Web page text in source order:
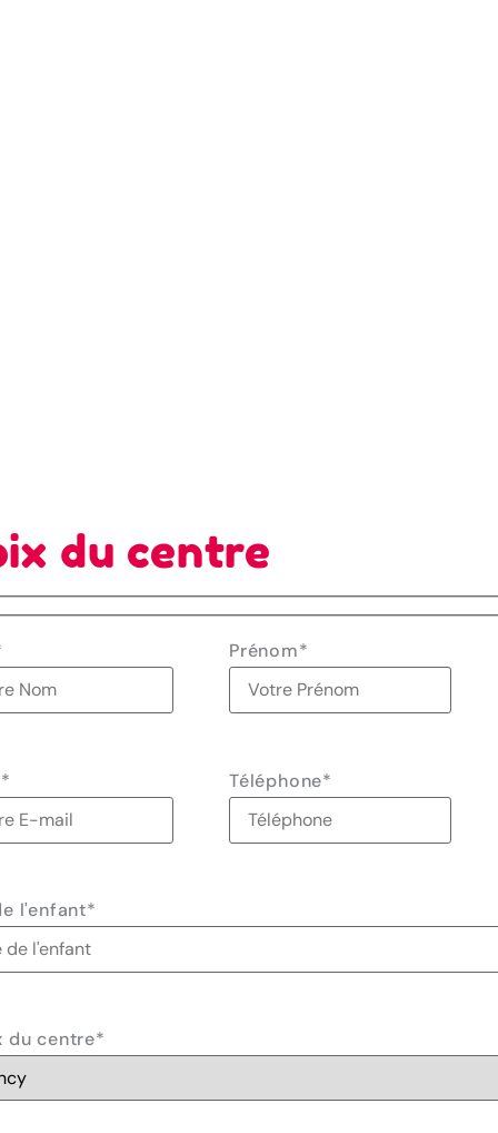
du centre
Prénom*
* Téléphone*
l'enfant*
du centre*